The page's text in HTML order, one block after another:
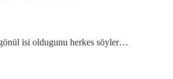
isi oldugunu herkes söyler…